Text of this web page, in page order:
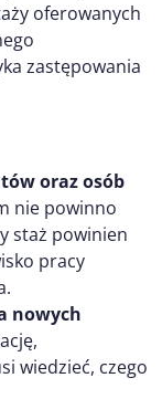
oferowanych
zastępowania
oraz osób
nie powinno
staż powinien
pracy
nowych
wiedzieć, czego